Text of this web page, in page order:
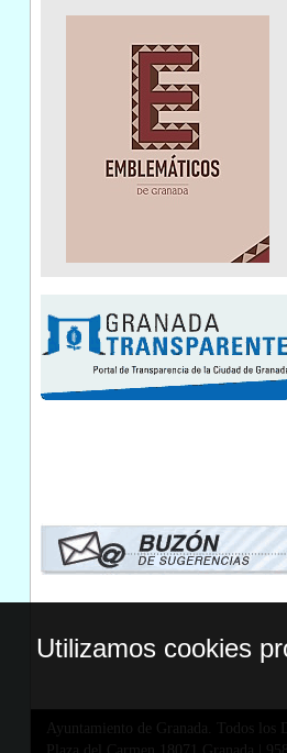
Ayuntamiento de Granada. Todos los
Utilizamos cookies